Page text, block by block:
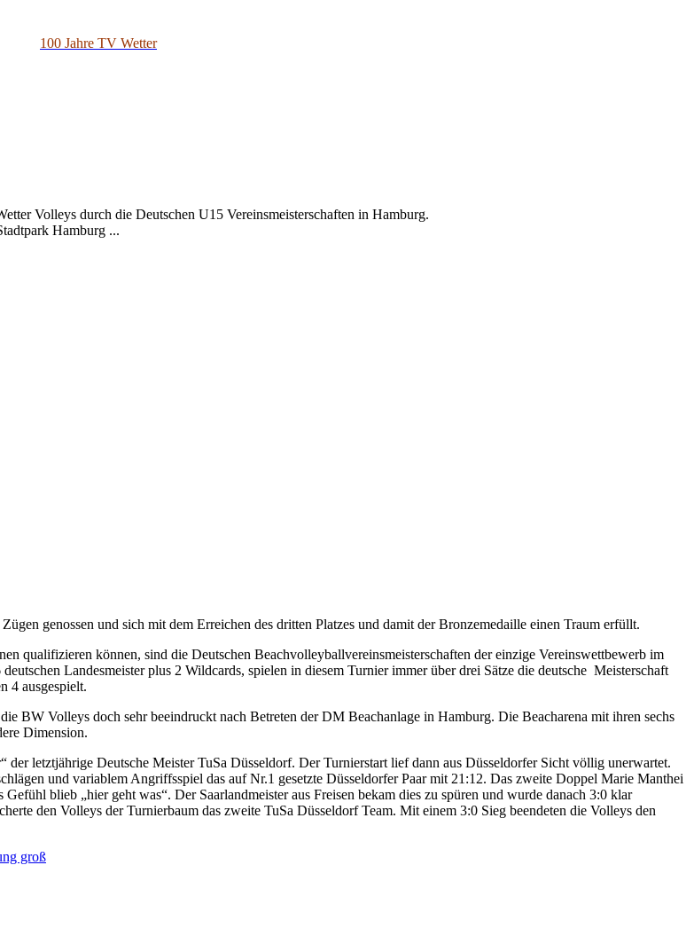
100 Jahre TV Wetter
Volleys durch die Deutschen U15 Vereinsmeisterschaften in Hamburg.
Hamburg ...
genossen und sich mit dem Erreichen des dritten Platzes und damit der Bronzemedaille einen Traum erfüllt.
qualifizieren können, sind die Deutschen Beachvolleyballvereinsmeisterschaften der einzige Vereinswettbewerb im
Landesmeister plus 2 Wildcards, spielen in diesem Turnier immer über drei Sätze die deutsche Meisterschaft
4 ausgespielt.
BW Volleys doch sehr beeindruckt nach Betreten der DM Beachanlage in Hamburg. Die Beacharena mit ihren sechs
Dimension.
letztjährige Deutsche Meister TuSa Düsseldorf. Der Turnierstart lief dann aus Düsseldorfer Sicht völlig unerwartet.
und variablem Angriffsspiel das auf Nr.1 gesetzte Düsseldorfer Paar mit 21:12. Das zweite Doppel Marie Manthei
blieb „hier geht was“. Der Saarlandmeister aus Freisen bekam dies zu spüren und wurde danach 3:0 klar
den Volleys der Turnierbaum das zweite TuSa Düsseldorf Team. Mit einem 3:0 Sieg beendeten die Volleys den